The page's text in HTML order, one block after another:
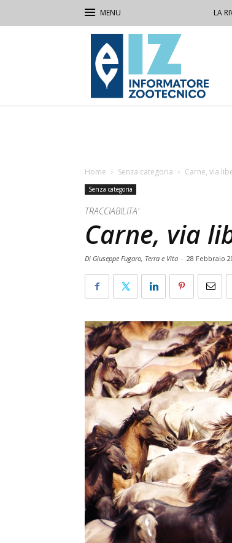
LA
IZ
Informatore
Zootecnico
Home Senza categoria Carne, via
Senza categoria
TRACCIABILITA'
Carne, via
Di Giuseppe Fugaro, Terra e Vita - 28 Febbraio